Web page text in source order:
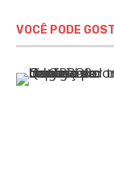
VOCÊ PODE